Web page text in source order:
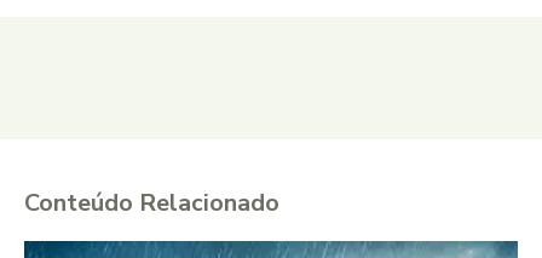
Conteúdo Relacionado